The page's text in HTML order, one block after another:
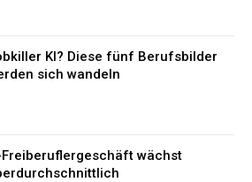
KI? Diese fünf Berufsbilder
sich wandeln
Freiberuflergeschäft wächst